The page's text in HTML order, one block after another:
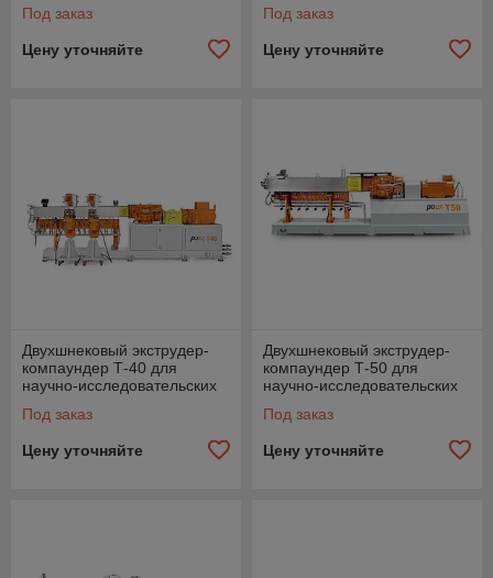
Под заказ
Цену уточняйте
Под заказ
Цену уточняйте
Двухшнековый экструдер-
компаундер Т-40 для
научно-исследовательских
Под заказ
Цену уточняйте
Двухшнековый экструдер-
компаундер Т-50 для
научно-исследовательских
Под заказ
Цену уточняйте